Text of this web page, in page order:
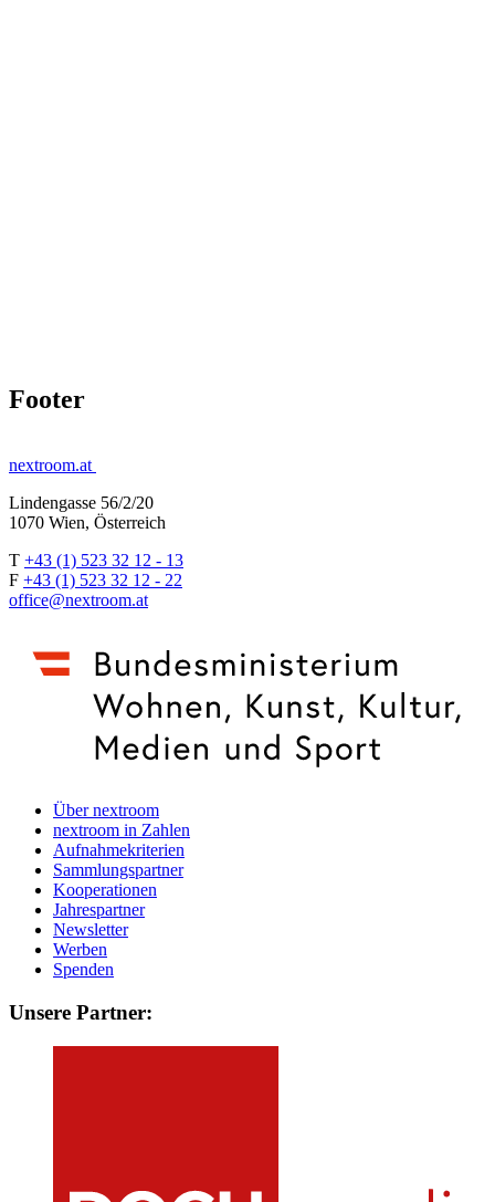
Footer
nextroom.at
Lindengasse 56/2/20
1070 Wien, Österreich
T +43 (1) 523 32 12 - 13
F +43 (1) 523 32 12 - 22
office@nextroom.at
Über nextroom
nextroom in Zahlen
Aufnahmekriterien
Sammlungspartner
Kooperationen
Jahrespartner
Newsletter
Werben
Spenden
Unsere Partner: